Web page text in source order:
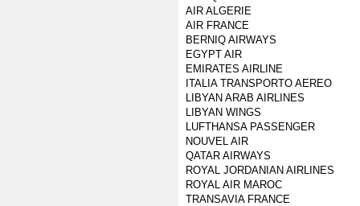
AIR ALGERIE
AIR FRANCE
BERNIQ AIRWAYS
EGYPT AIR
EMIRATES AIRLINE
ITALIA TRANSPORTO AEREO
LIBYAN ARAB AIRLINES
LIBYAN WINGS
LUFTHANSA PASSENGER
NOUVEL AIR
QATAR AIRWAYS
ROYAL JORDANIAN AIRLINES
ROYAL AIR MAROC
TRANSAVIA FRANCE